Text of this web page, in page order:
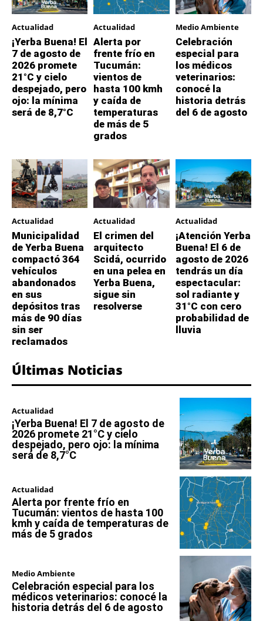
Actualidad
¡Yerba Buena! El
7 de agosto de
2026 promete
21°C y cielo
despejado, pero
ojo: la mínima
será de 8,7°C
Actualidad
Alerta por
frente frío en
Tucumán:
vientos de
hasta 100 kmh
y caída de
temperaturas
de más de 5
grados
Medio Ambiente
Celebración
especial para
los médicos
veterinarios:
conocé la
historia detrás
del 6 de agosto
Actualidad
Municipalidad
de Yerba Buena
compactó 364
vehículos
abandonados
en sus
depósitos tras
más de 90 días
sin ser
reclamados
Actualidad
El crimen del
arquitecto
Scidá, ocurrido
en una pelea en
Yerba Buena,
sigue sin
resolverse
Actualidad
¡Atención Yerba
Buena! El 6 de
agosto de 2026
tendrás un día
espectacular:
sol radiante y
31°C con cero
probabilidad de
lluvia
Últimas Noticias
Actualidad
¡Yerba Buena! El 7 de agosto de
2026 promete 21°C y cielo
despejado, pero ojo: la mínima
será de 8,7°C
Actualidad
Alerta por frente frío en
Tucumán: vientos de hasta 100
kmh y caída de temperaturas de
más de 5 grados
Medio Ambiente
Celebración especial para los
médicos veterinarios: conocé la
historia detrás del 6 de agosto